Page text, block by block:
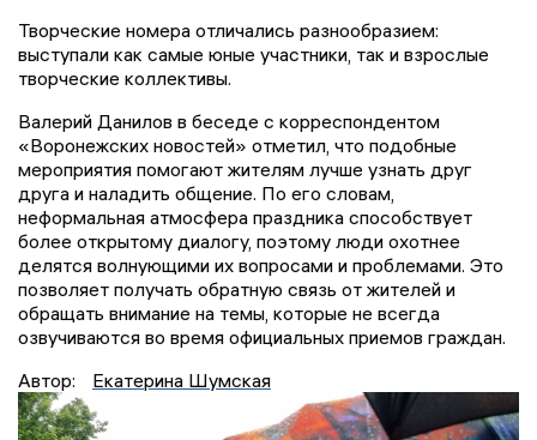
Творческие номера отличались разнообразием:
выступали как самые юные участники, так и взрослые
творческие коллективы.
Валерий Данилов в беседе с корреспондентом
«Воронежских новостей» отметил, что подобные
мероприятия помогают жителям лучше узнать друг
друга и наладить общение. По его словам,
неформальная атмосфера праздника способствует
более открытому диалогу, поэтому люди охотнее
делятся волнующими их вопросами и проблемами. Это
позволяет получать обратную связь от жителей и
обращать внимание на темы, которые не всегда
озвучиваются во время официальных приемов граждан.
Автор:
Екатерина Шумская